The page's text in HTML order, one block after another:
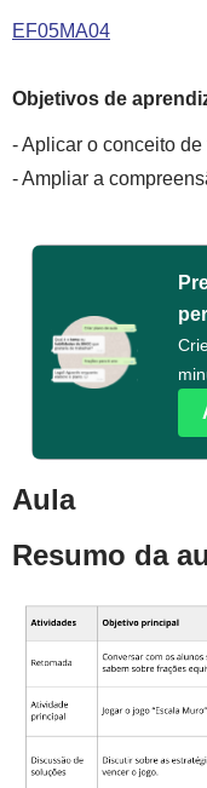
EF05MA04
Objetivos de
- Aplicar o conceito
- Ampliar a
Aula
Resumo da